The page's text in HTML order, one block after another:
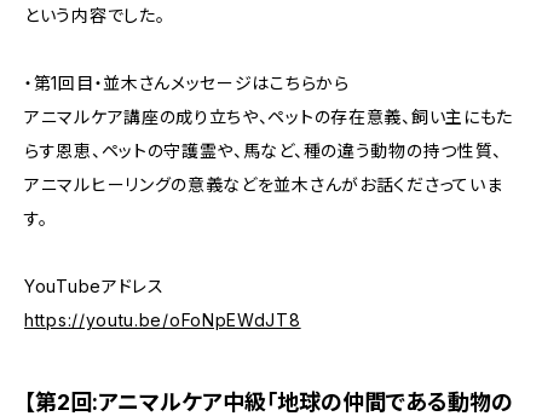
という内容でした。
・第1回目・並木さんメッセージはこちらから
アニマルケア講座の成り立ちや、ペットの存在意義、飼い主にもた
らす恩恵、ペットの守護霊や、馬など、種の違う動物の持つ性質、
アニマルヒーリングの意義などを並木さんがお話くださっていま
す。
YouTubeアドレス
https://youtu.be/oFoNpEWdJT8
【第2回:アニマルケア中級「地球の仲間である動物の